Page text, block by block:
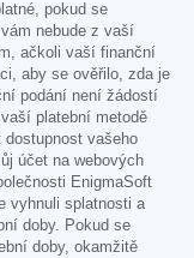
pokud se
nebude z vaší
ačkoli vaší finanční
aby se ověřilo, zda je
podání není žádostí
platební metodě
vašeho
účet na webových
EnigmaSoft
vyhnuli splatnosti a
doby. Pokud se
doby, okamžitě